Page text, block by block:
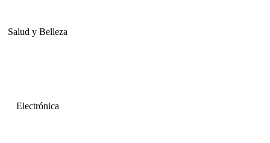
Salud y Belleza
Electrónica